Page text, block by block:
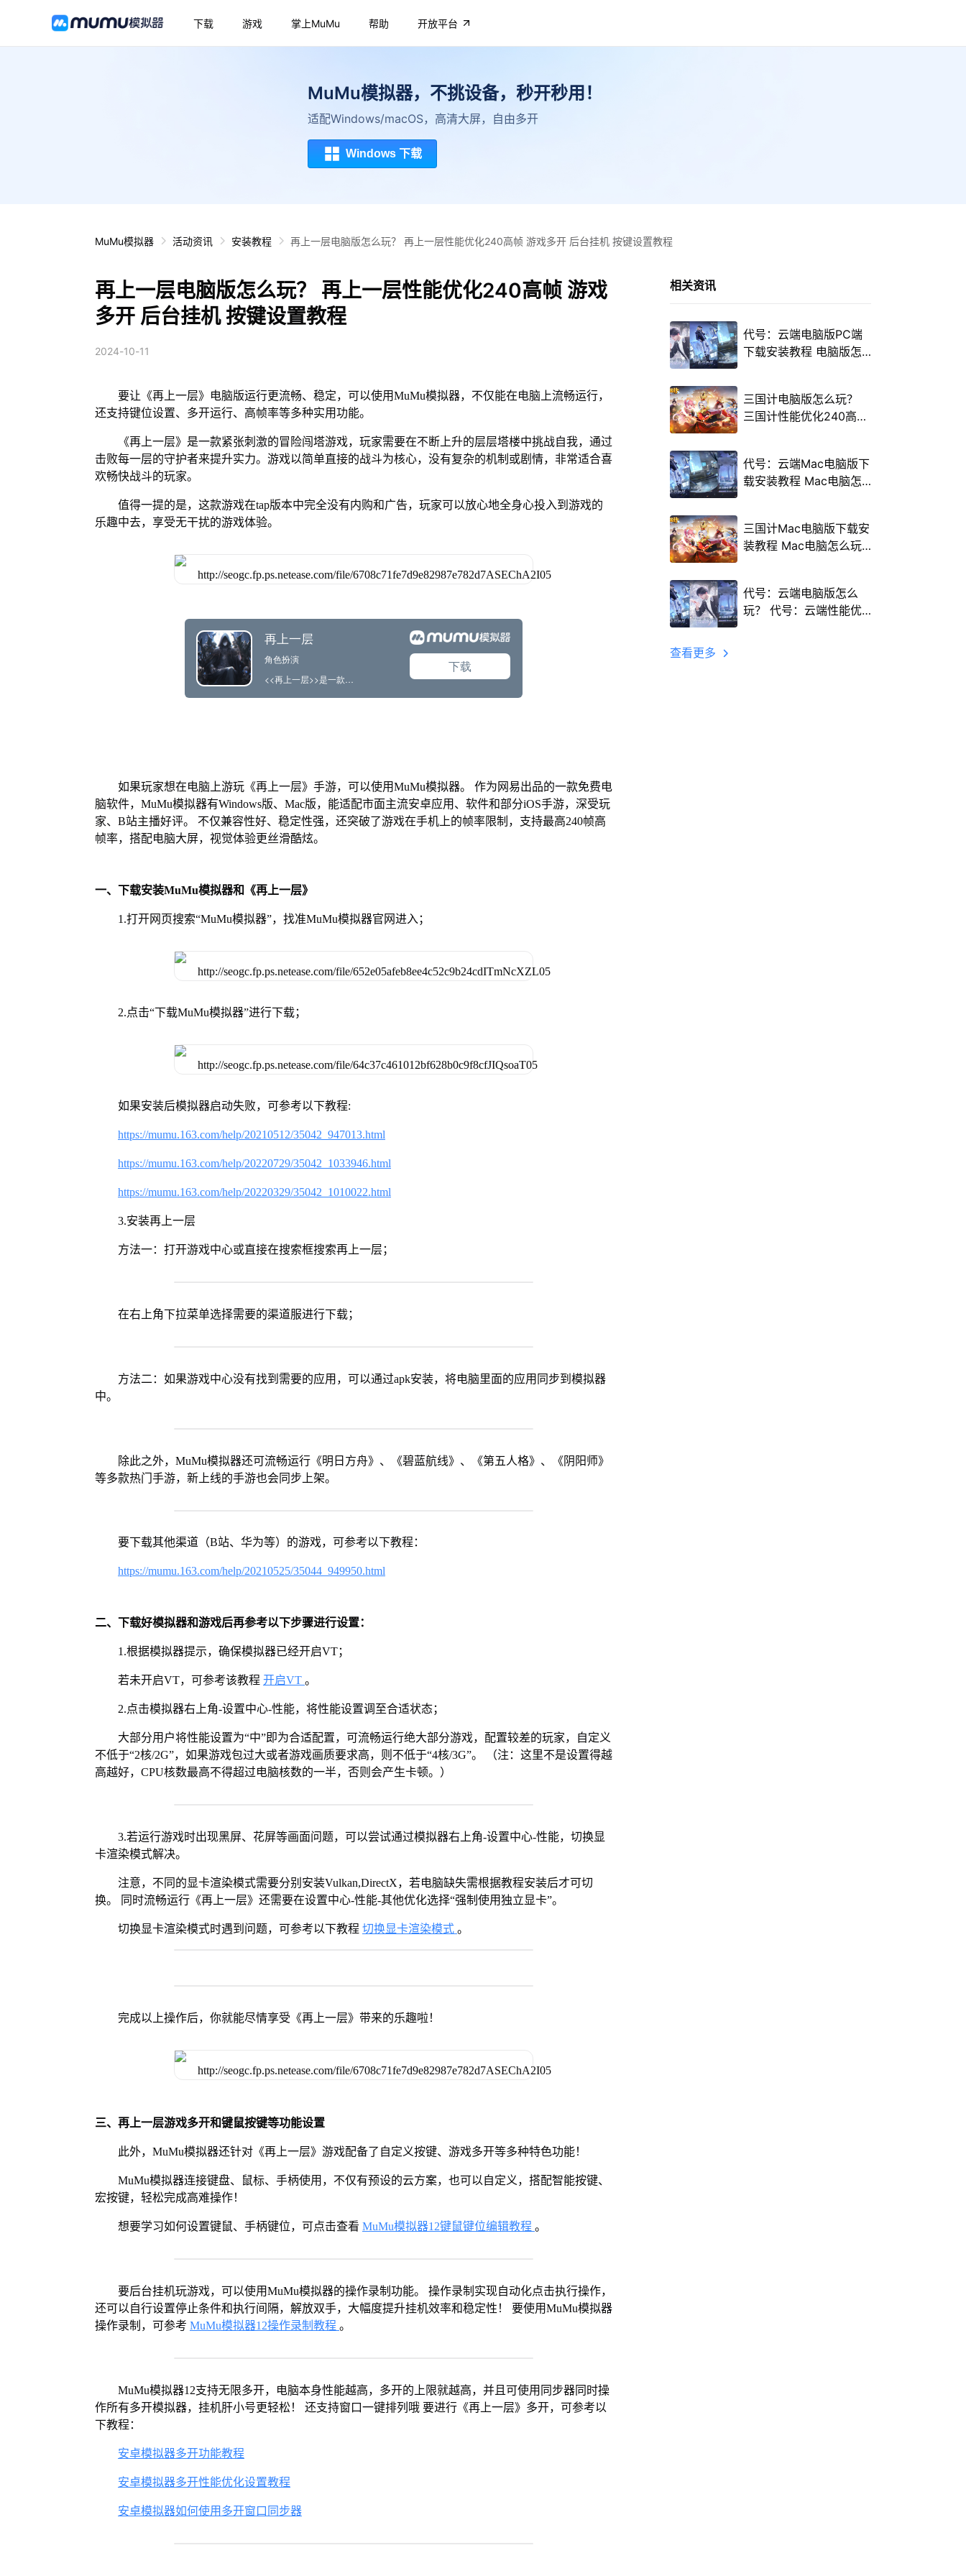
下载 游戏 掌上MuMu 帮助 开放平台
MuMu模拟器，不挑设备，秒开秒用！
适配Windows/macOS，高清大屏，自由多开
Windows 下载
MuMu模拟器 活动资讯 安装教程 再上一层电脑版怎么玩？ 再上一层性能优化240高帧 游戏多开 后台挂机 按键设置教程
再上一层电脑版怎么玩？ 再上一层性能优化240高帧 游戏
多开 后台挂机 按键设置教程
2024-10-11
要让《再上一层》电脑版运行更流畅、稳定，可以使用MuMu模拟器，不仅能在电脑上流畅运行，
还支持键位设置、多开运行、高帧率等多种实用功能。
《再上一层》是一款紧张刺激的冒险闯塔游戏，玩家需要在不断上升的层层塔楼中挑战自我，通过
击败每一层的守护者来提升实力。游戏以简单直接的战斗为核心，没有复杂的机制或剧情，非常适合喜
欢畅快战斗的玩家。
值得一提的是，这款游戏在tap版本中完全没有内购和广告，玩家可以放心地全身心投入到游戏的
乐趣中去，享受无干扰的游戏体验。
如果玩家想在电脑上游玩《再上一层》手游，可以使用MuMu模拟器。 作为网易出品的一款免费电
脑软件，MuMu模拟器有Windows版、Mac版，能适配市面主流安卓应用、软件和部分iOS手游，深受玩
家、B站主播好评。 不仅兼容性好、稳定性强，还突破了游戏在手机上的帧率限制，支持最高240帧高
帧率，搭配电脑大屏，视觉体验更丝滑酷炫。
一、下载安装MuMu模拟器和《再上一层》
1.打开网页搜索“MuMu模拟器”，找准MuMu模拟器官网进入；
2.点击“下载MuMu模拟器”进行下载；
如果安装后模拟器启动失败，可参考以下教程:
https://mumu.163.com/help/20210512/35042_947013.html
https://mumu.163.com/help/20220729/35042_1033946.html
https://mumu.163.com/help/20220329/35042_1010022.html
3.安装再上一层
方法一：打开游戏中心或直接在搜索框搜索再上一层；
在右上角下拉菜单选择需要的渠道服进行下载；
方法二：如果游戏中心没有找到需要的应用，可以通过apk安装，将电脑里面的应用同步到模拟器
中。
除此之外，MuMu模拟器还可流畅运行《明日方舟》、《碧蓝航线》、《第五人格》、《阴阳师》
等多款热门手游，新上线的手游也会同步上架。
要下载其他渠道（B站、华为等）的游戏，可参考以下教程：
https://mumu.163.com/help/20210525/35044_949950.html
二、下载好模拟器和游戏后再参考以下步骤进行设置：
1.根据模拟器提示，确保模拟器已经开启VT；
若未开启VT，可参考该教程 开启VT 。
2.点击模拟器右上角-设置中心-性能，将性能设置调至合适状态；
大部分用户将性能设置为“中”即为合适配置，可流畅运行绝大部分游戏，配置较差的玩家，自定义
不低于“2核/2G”，如果游戏包过大或者游戏画质要求高，则不低于“4核/3G”。 （注：这里不是设置得越
高越好，CPU核数最高不得超过电脑核数的一半，否则会产生卡顿。）
3.若运行游戏时出现黑屏、花屏等画面问题，可以尝试通过模拟器右上角-设置中心-性能，切换显
卡渲染模式解决。
注意，不同的显卡渲染模式需要分别安装Vulkan,DirectX，若电脑缺失需根据教程安装后才可切
换。 同时流畅运行《再上一层》还需要在设置中心-性能-其他优化选择“强制使用独立显卡”。
切换显卡渲染模式时遇到问题，可参考以下教程 切换显卡渲染模式 。
完成以上操作后，你就能尽情享受《再上一层》带来的乐趣啦！
三、再上一层游戏多开和键鼠按键等功能设置
此外，MuMu模拟器还针对《再上一层》游戏配备了自定义按键、游戏多开等多种特色功能！
MuMu模拟器连接键盘、鼠标、手柄使用，不仅有预设的云方案，也可以自定义，搭配智能按键、
宏按键，轻松完成高难操作！
想要学习如何设置键鼠、手柄键位，可点击查看 MuMu模拟器12键鼠键位编辑教程 。
要后台挂机玩游戏，可以使用MuMu模拟器的操作录制功能。 操作录制实现自动化点击执行操作，
还可以自行设置停止条件和执行间隔，解放双手，大幅度提升挂机效率和稳定性！ 要使用MuMu模拟器
操作录制，可参考 MuMu模拟器12操作录制教程 。
MuMu模拟器12支持无限多开，电脑本身性能越高，多开的上限就越高，并且可使用同步器同时操
作所有多开模拟器，挂机肝小号更轻松！ 还支持窗口一键排列哦 要进行《再上一层》多开，可参考以
下教程：
安卓模拟器多开功能教程
安卓模拟器多开性能优化设置教程
安卓模拟器如何使用多开窗口同步器
相关资讯
代号：云端电脑版PC端
下载安装教程 电脑版怎
三国计电脑版怎么玩？
三国计性能优化240高帧
代号：云端Mac电脑版下
载安装教程 Mac电脑怎
三国计Mac电脑版下载安
装教程 Mac电脑怎么玩
代号：云端电脑版怎么
玩？ 代号：云端性能优
查看更多